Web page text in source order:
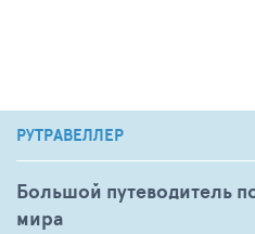
РУТРАВЕЛЛЕР
Большой путеводитель
мира